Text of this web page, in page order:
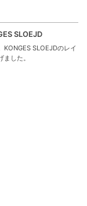
SLOEJD
KONGES SLOEJDのレイ
した。